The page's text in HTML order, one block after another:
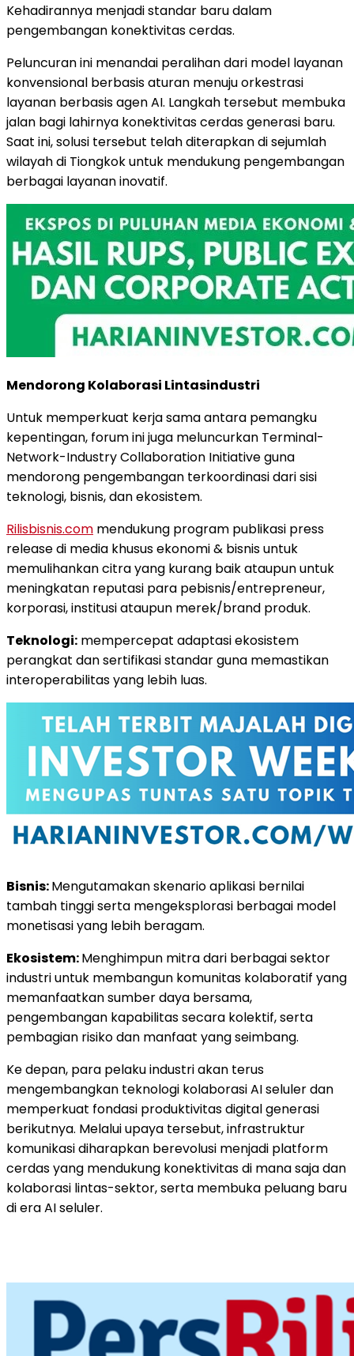
Kehadirannya menjadi standar baru dalam
pengembangan konektivitas cerdas.
Peluncuran ini menandai peralihan dari model layanan
konvensional berbasis aturan menuju orkestrasi
layanan berbasis agen AI. Langkah tersebut membuka
jalan bagi lahirnya konektivitas cerdas generasi baru.
Saat ini, solusi tersebut telah diterapkan di sejumlah
wilayah di Tiongkok untuk mendukung pengembangan
berbagai layanan inovatif.
Mendorong Kolaborasi Lintasindustri
Untuk memperkuat kerja sama antara pemangku
kepentingan, forum ini juga meluncurkan Terminal-
Network-Industry Collaboration Initiative guna
mendorong pengembangan terkoordinasi dari sisi
teknologi, bisnis, dan ekosistem.
Rilisbisnis.com mendukung program publikasi press
release di media khusus ekonomi & bisnis untuk
memulihankan citra yang kurang baik ataupun untuk
meningkatan reputasi para pebisnis/entrepreneur,
korporasi, institusi ataupun merek/brand produk.
Teknologi: mempercepat adaptasi ekosistem
perangkat dan sertifikasi standar guna memastikan
interoperabilitas yang lebih luas.
Bisnis:Mengutamakan skenario aplikasi bernilai
tambah tinggi serta mengeksplorasi berbagai model
monetisasi yang lebih beragam.
Ekosistem:Menghimpun mitra dari berbagai sektor
industri untuk membangun komunitas kolaboratif yang
memanfaatkan sumber daya bersama,
pengembangan kapabilitas secara kolektif, serta
pembagian risiko dan manfaat yang seimbang.
Ke depan, para pelaku industri akan terus
mengembangkan teknologi kolaborasi AI seluler dan
memperkuat fondasi produktivitas digital generasi
berikutnya. Melalui upaya tersebut, infrastruktur
komunikasi diharapkan berevolusi menjadi platform
cerdas yang mendukung konektivitas di mana saja dan
kolaborasi lintas-sektor, serta membuka peluang baru
di era AI seluler.